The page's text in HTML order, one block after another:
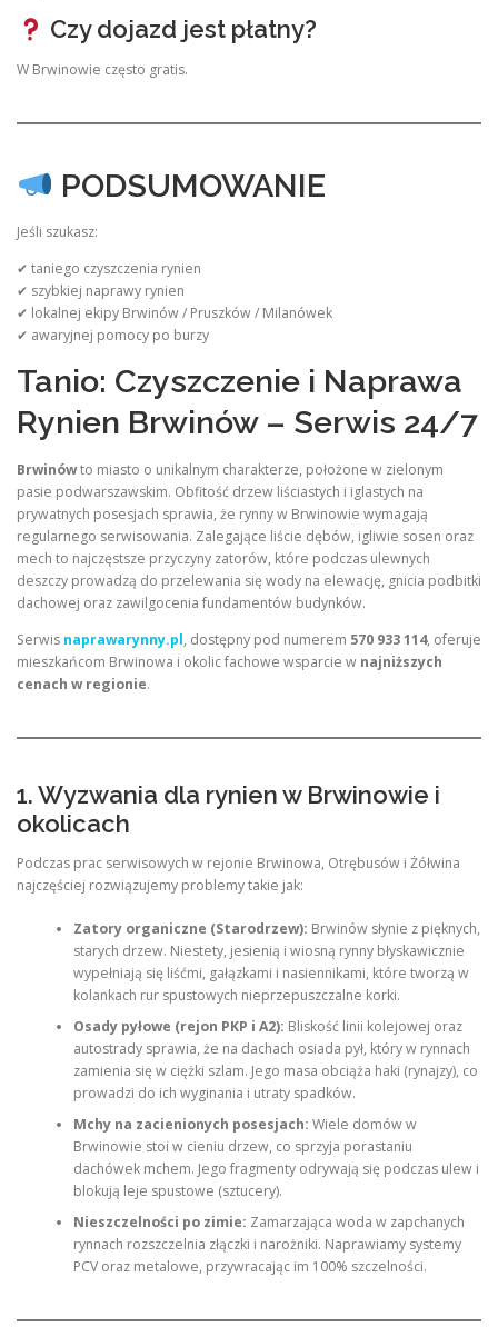
Czy dojazd jest płatny?
W Brwinowie często gratis.
PODSUMOWANIE
Jeśli szukasz:
✔ taniego czyszczenia rynien
✔ szybkiej naprawy rynien
✔ lokalnej ekipy Brwinów / Pruszków / Milanówek
✔ awaryjnej pomocy po burzy
Tanio: Czyszczenie i Naprawa
Rynien Brwinów – Serwis 24/7
Brwinówto miasto o unikalnym charakterze, położone w zielonym
pasie podwarszawskim. Obfitość drzew liściastych i iglastych na
prywatnych posesjach sprawia, że rynny w Brwinowie wymagają
regularnego serwisowania. Zalegające liście dębów, igliwie sosen oraz
mech to najczęstsze przyczyny zatorów, które podczas ulewnych
deszczy prowadzą do przelewania się wody na elewację, gnicia podbitki
dachowej oraz zawilgocenia fundamentów budynków.
Serwis naprawarynny.pl, dostępny pod numerem 570 933 114, oferuje
mieszkańcom Brwinowa i okolic fachowe wsparcie w najniższych
cenach w regionie.
1. Wyzwania dla rynien w Brwinowie i
okolicach
Podczas prac serwisowych w rejonie Brwinowa, Otrębusów i Żółwina
najczęściej rozwiązujemy problemy takie jak:
Zatory organiczne (Starodrzew): Brwinów słynie z pięknych,
starych drzew. Niestety, jesienią i wiosną rynny błyskawicznie
wypełniają się liśćmi, gałązkami i nasiennikami, które tworzą w
kolankach rur spustowych nieprzepuszczalne korki.
Osady pyłowe (rejon PKP i A2): Bliskość linii kolejowej oraz
autostrady sprawia, że na dachach osiada pył, który w rynnach
zamienia się w ciężki szlam. Jego masa obciąża haki (rynajzy), co
prowadzi do ich wyginania i utraty spadków.
Mchy na zacienionych posesjach: Wiele domów w
Brwinowie stoi w cieniu drzew, co sprzyja porastaniu
dachówek mchem. Jego fragmenty odrywają się podczas ulew i
blokują leje spustowe (sztucery).
Nieszczelności po zimie: Zamarzająca woda w zapchanych
rynnach rozszczelnia złączki i narożniki. Naprawiamy systemy
PCV oraz metalowe, przywracając im 100% szczelności.